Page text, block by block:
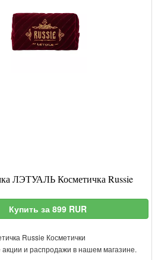
ЛЭТУАЛЬ Косметичка Russie
Купить за 899 RUR
Russie Косметички
акции и распродажи в нашем магазине.